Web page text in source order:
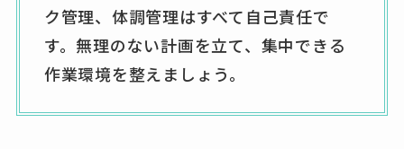
ク管理、体調管理はすべて自己責任で
す。無理のない計画を立て、集中できる
作業環境を整えましょう。